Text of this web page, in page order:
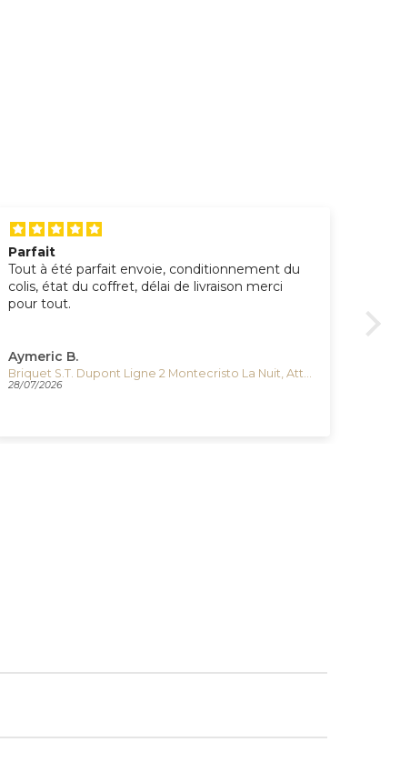
Parfait
Tout à été parfait envoie, conditionnement du
colis, état du coffret, délai de livraison merci
pour tout.
Aymeric B.
28/07/2026